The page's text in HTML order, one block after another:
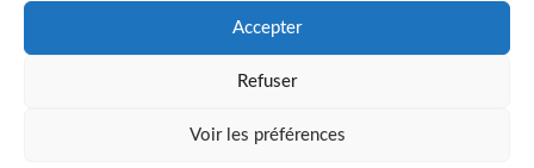
Accepter
Refuser
Voir les préférences
78330 FONTENAY LE FLEURY
01.34.60.37.33